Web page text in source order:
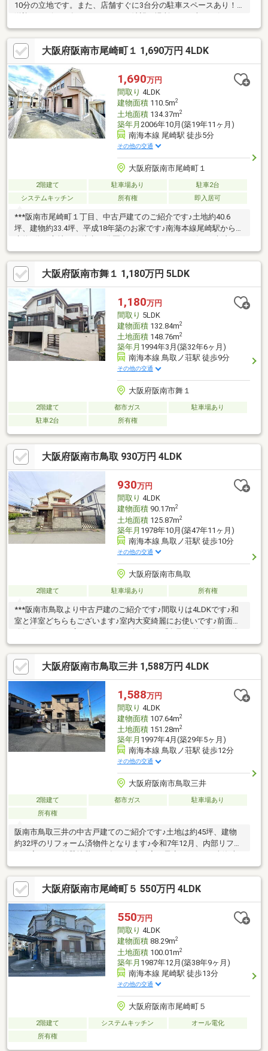
10分の立地です。また、店舗すぐに3台分の駐車スペースあり！
ます♪【無料不動産購入相談会 実施中！】物件探しだけでなく、
リフォーム、住宅ローン、火災保険等、皆様の気になる疑問にお
答えします！泉南市・阪南市のおうち探しはお任せください！
【お問い合わせについて】「見学予約する」「資料請求する」か
らのお問い合わせは24時間受付中！ネットに掲載していない物件
もご紹介できます！「お電話」「資料請求する」からお気軽にお
問い合わせください！
大阪府阪南市尾崎町１ 1,690万円 4LDK
1,690万円
間取り 4LDK
建物面積110.5m2
土地面積134.37m2
築年月 2006年10月(築19年11ヶ月)
南海本線 尾崎駅 徒歩5分
その他の交通
大阪府阪南市尾崎町１
2階建て 駐車場あり
駐車2台
システムキッチン
所有権 即入居可
***阪南市尾崎町１丁目、中古戸建てのご紹介です♪土地約40.6
坪、建物約33.4坪、平成18年築のお家です♪南海本線尾崎駅から徒
市役所等主要施設が充実しており生活至便です♪小学校も徒歩約8
分の位置なので、お子様の通学も安心ですよ♪駅近物件をお探しの
方は連絡お待ちしております♪***※令和7年度固定資産税/87139円
※太陽光システム有り「ローンの相談がしたい！」「物件詳細が
聞きたい！」などなんでも構いません！お気軽にお問い合わせ下
さい♪
大阪府阪南市舞１ 1,180万円 5LDK
1,180万円
間取り 5LDK
建物面積132.84m2
土地面積148.76m2
築年月 1994年3月(築32年6ヶ月)
南海本線 鳥取ノ荘駅 徒歩9分
その他の交通
大阪府阪南市舞１
2階建て 都市ガス
駐車場あり
駐車2台
所有権
大阪府阪南市鳥取 930万円 4LDK
930万円
間取り 4LDK
建物面積90.17m2
土地面積125.87m2
築年月 1978年10月(築47年11ヶ月)
南海本線 鳥取ノ荘駅 徒歩10分
その他の交通
大阪府阪南市鳥取
2階建て 駐車場あり 所有権
***阪南市鳥取より中古戸建のご紹介です♪間取りは4LDKです♪和
室と洋室どちらもございます♪室内大変綺麗にお使いです♪前面道
歩約10分で通勤・通学至便な立地です♪ぜひご検討いかがでしょ
うか♪お問い合わせお待ちしております♪***※高度地区「ローンの
相談がしたい！」「物件詳細が聞きたい！」などなんでも構いま
せん！お気軽にお問い合わせ下さい♪
大阪府阪南市鳥取三井 1,588万円 4LDK
1,588万円
間取り 4LDK
建物面積107.64m2
土地面積151.28m2
築年月 1997年4月(築29年5ヶ月)
南海本線 鳥取ノ荘駅 徒歩12分
その他の交通
大阪府阪南市鳥取三井
2階建て 都市ガス
駐車場あり
所有権
阪南市鳥取三井の中古戸建てのご紹介です♪土地は約45坪、建物
約32坪のリフォーム済物件となります♪令和7年12月、内部リフォ
線鳥取ノ荘駅徒歩約12分に位置し、スーパー、コンビニ、ドラッ
グストア他、人気のおいしいパン屋さん等徒歩約10分圏内にござ
います♪間取りはファミリータイプの4LDKで使いやすい間取りに
なっています♪現在空家ですのですぐにご案内可能です♪ご連絡お
待ちしております♪***********************
大阪府阪南市尾崎町５ 550万円 4LDK
550万円
間取り 4LDK
建物面積88.29m2
土地面積100.01m2
築年月 1987年12月(築38年9ヶ月)
南海本線 尾崎駅 徒歩13分
その他の交通
大阪府阪南市尾崎町５
2階建て システムキッチン
オール電化
所有権